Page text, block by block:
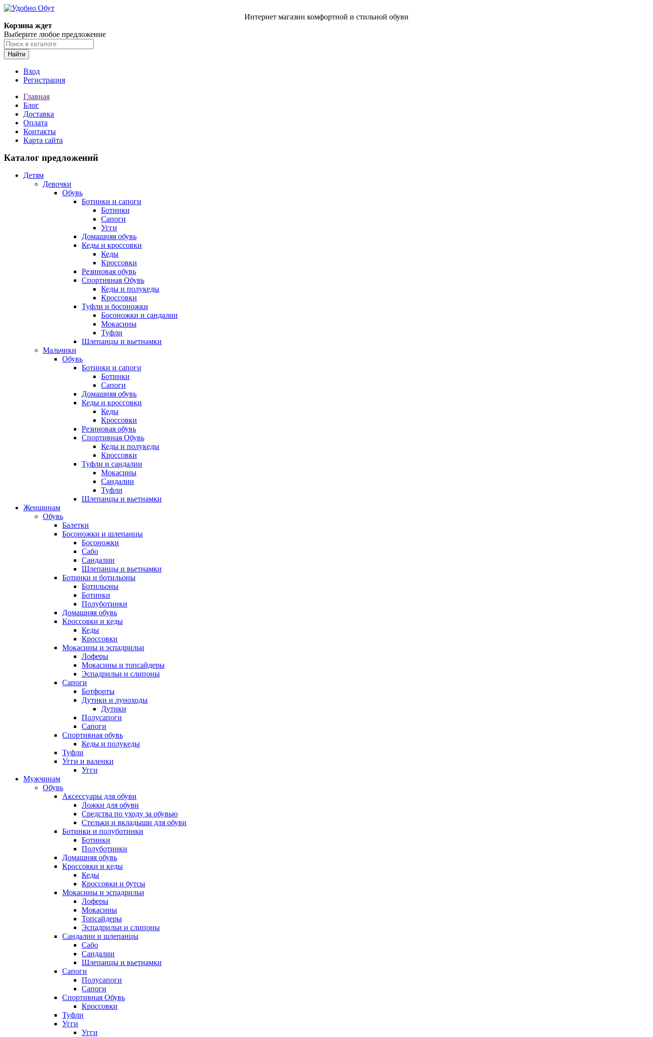
Интернет магазин комфортной и стильной обуви
Корзина ждет
Выберите любое предложение
Найти
Вход
Регистрация
Главная
Блог
Доставка
Оплата
Контакты
Карта сайта
Каталог предложений
Детям
Девочки
Обувь
Ботинки и сапоги
Ботинки
Сапоги
Угги
Домашняя обувь
Кеды и кроссовки
Кеды
Кроссовки
Резиновая обувь
Спортивная Обувь
Кеды и полукеды
Кроссовки
Туфли и босоножки
Босоножки и сандалии
Мокасины
Туфли
Шлепанцы и вьетнамки
Мальчики
Обувь
Ботинки и сапоги
Ботинки
Сапоги
Домашняя обувь
Кеды и кроссовки
Кеды
Кроссовки
Резиновая обувь
Спортивная Обувь
Кеды и полукеды
Кроссовки
Туфли и сандалии
Мокасины
Сандалии
Туфли
Шлепанцы и вьетнамки
Женщинам
Обувь
Балетки
Босоножки и шлепанцы
Босоножки
Сабо
Сандалии
Шлепанцы и вьетнамки
Ботинки и ботильоны
Ботильоны
Ботинки
Полуботинки
Домашняя обувь
Кроссовки и кеды
Кеды
Кроссовки
Мокасины и эспадрильи
Лоферы
Мокасины и топсайдеры
Эспадрильи и слипоны
Сапоги
Ботфорты
Дутики и луноходы
Дутики
Полусапоги
Сапоги
Спортивная обувь
Кеды и полукеды
Туфли
Угги и валенки
Угги
Мужчинам
Обувь
Аксессуары для обуви
Ложки для обуви
Средства по уходу за обувью
Стельки и вкладыши для обуви
Ботинки и полуботинки
Ботинки
Полуботинки
Домашняя обувь
Кроссовки и кеды
Кеды
Кроссовки и бутсы
Мокасины и эспадрильи
Лоферы
Мокасины
Топсайдеры
Эспадрильи и слипоны
Сандалии и шлепанцы
Сабо
Сандалии
Шлепанцы и вьетнамки
Сапоги
Полусапоги
Сапоги
Спортивная Обувь
Кроссовки
Туфли
Угги
Угги